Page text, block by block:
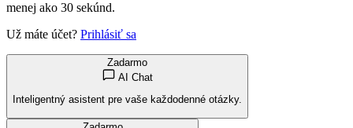
menej ako 30 sekúnd.
Už máte účet? Prihlásiť sa
Zadarmo
AI Chat
Inteligentný asistent pre vaše každodenné otázky.